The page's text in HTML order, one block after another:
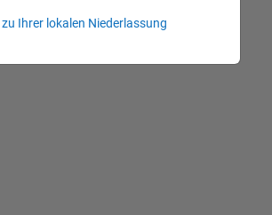
Ihrer lokalen Niederlassung